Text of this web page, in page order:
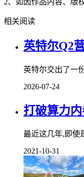
相关阅读
英特尔Q2
英特尔交出了一
2026-07-24
打破算力
最近这几年,即使
2021-10-31